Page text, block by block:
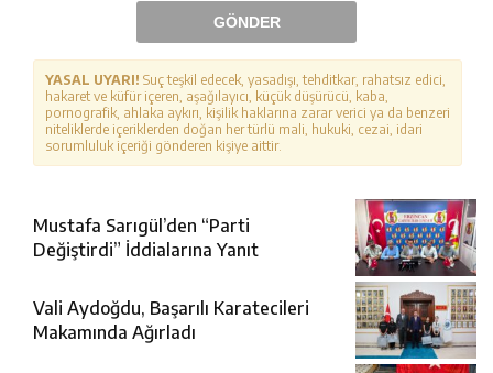
GÖNDER
YASAL UYARI! Suç teşkil edecek, yasadışı, tehditkar, rahatsız edici,
hakaret ve küfür içeren, aşağılayıcı, küçük düşürücü, kaba,
pornografik, ahlaka aykırı, kişilik haklarına zarar verici ya da benzeri
niteliklerde içeriklerden doğan her türlü mali, hukuki, cezai, idari
sorumluluk içeriği gönderen kişiye aittir.
Mustafa Sarıgül’den “Parti
Değiştirdi” İddialarına Yanıt
Vali Aydoğdu, Başarılı Karatecileri
Makamında Ağırladı